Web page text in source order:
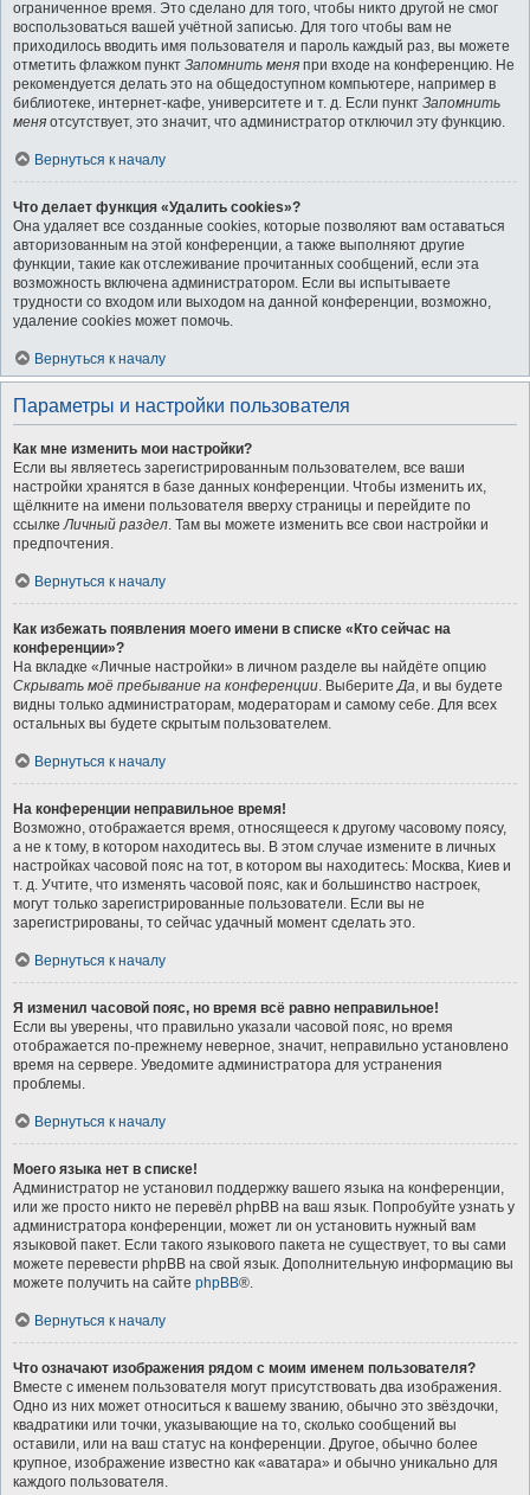
ограниченное время. Это сделано для того, чтобы никто другой не смог
воспользоваться вашей учётной записью. Для того чтобы вам не
приходилось вводить имя пользователя и пароль каждый раз, вы можете
отметить флажком пункт Запомнить меня при входе на конференцию. Не
рекомендуется делать это на общедоступном компьютере, например в
библиотеке, интернет-кафе, университете и т. д. Если пункт Запомнить
меня отсутствует, это значит, что администратор отключил эту функцию.
Вернуться к началу
Что делает функция «Удалить cookies»?
Она удаляет все созданные cookies, которые позволяют вам оставаться
авторизованным на этой конференции, а также выполняют другие
функции, такие как отслеживание прочитанных сообщений, если эта
возможность включена администратором. Если вы испытываете
трудности со входом или выходом на данной конференции, возможно,
удаление cookies может помочь.
Вернуться к началу
Параметры и настройки пользователя
Как мне изменить мои настройки?
Если вы являетесь зарегистрированным пользователем, все ваши
настройки хранятся в базе данных конференции. Чтобы изменить их,
щёлкните на имени пользователя вверху страницы и перейдите по
ссылкеЛичный раздел. Там вы можете изменить все свои настройки и
предпочтения.
Вернуться к началу
Как избежать появления моего имени в списке «Кто сейчас на
конференции»?
На вкладке «Личные настройки» в личном разделе вы найдёте опцию
Скрывать моё пребывание на конференции. ВыберитеДа, и вы будете
видны только администраторам, модераторам и самому себе. Для всех
остальных вы будете скрытым пользователем.
Вернуться к началу
На конференции неправильное время!
Возможно, отображается время, относящееся к другому часовому поясу,
а не к тому, в котором находитесь вы. В этом случае измените в личных
настройках часовой пояс на тот, в котором вы находитесь: Москва, Киев и
т. д. Учтите, что изменять часовой пояс, как и большинство настроек,
могут только зарегистрированные пользователи. Если вы не
зарегистрированы, то сейчас удачный момент сделать это.
Вернуться к началу
Я изменил часовой пояс, но время всё равно неправильное!
Если вы уверены, что правильно указали часовой пояс, но время
отображается по-прежнему неверное, значит, неправильно установлено
время на сервере. Уведомите администратора для устранения
проблемы.
Вернуться к началу
Моего языка нет в списке!
Администратор не установил поддержку вашего языка на конференции,
или же просто никто не перевёл phpBB на ваш язык. Попробуйте узнать у
администратора конференции, может ли он установить нужный вам
языковой пакет. Если такого языкового пакета не существует, то вы сами
можете перевести phpBB на свой язык. Дополнительную информацию вы
можете получить на сайте phpBB®.
Вернуться к началу
Что означают изображения рядом с моим именем пользователя?
Вместе с именем пользователя могут присутствовать два изображения.
Одно из них может относиться к вашему званию, обычно это звёздочки,
квадратики или точки, указывающие на то, сколько сообщений вы
оставили, или на ваш статус на конференции. Другое, обычно более
крупное, изображение известно как «аватара» и обычно уникально для
каждого пользователя.